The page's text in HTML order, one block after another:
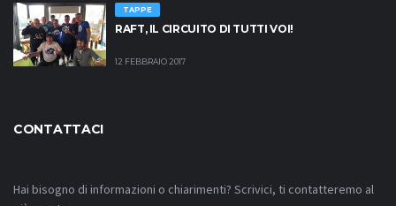
TAPPE
RAFT, IL CIRCUITO DI TUTTI VOI!
12 FEBBRAIO 2017
CONTATTACI
Hai bisogno di informazioni o chiarimenti? Scrivici, ti contatteremo al